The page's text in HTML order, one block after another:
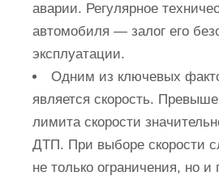
аварии. Регулярное
автомобиля — залог его
эксплуатации.
Одним из ключевых
является скорость.
лимита скорости
ДТП. При выборе скорости
не только ограничения, но и